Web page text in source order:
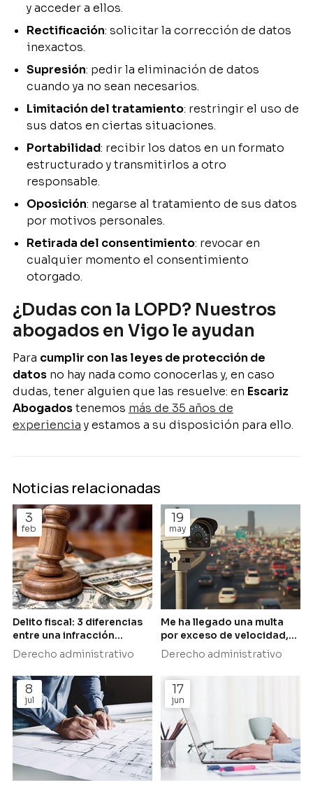
y acceder a ellos.
Rectificación: solicitar la corrección de datos
inexactos.
Supresión: pedir la eliminación de datos
cuando ya no sean necesarios.
Limitación del tratamiento: restringir el uso de
sus datos en ciertas situaciones.
Portabilidad: recibir los datos en un formato
estructurado y transmitirlos a otro
responsable.
Oposición: negarse al tratamiento de sus datos
por motivos personales.
Retirada del consentimiento: revocar en
cualquier momento el consentimiento
otorgado.
¿Dudas con la LOPD? Nuestros
abogados en Vigo le ayudan
Para cumplir con las leyes de protección de
datosno hay nada como conocerlas y, en caso
dudas, tener alguien que las resuelve: en Escariz
Abogadostenemos más de 35 años de
experiencia y estamos a su disposición para ello.
Noticias relacionadas
3
feb
Delito fiscal: 3 diferencias
entre una infracción
tributaria y un delito penal
Derecho administrativo
19
may
Me ha llegado una multa
por exceso de velocidad,
¿puedo recurrirla?
Derecho administrativo
8
jul
17
jun